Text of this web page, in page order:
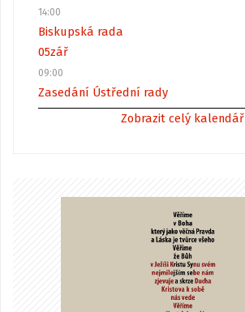
14:00
Biskupská rada
05zář
09:00
Zasedání Ústřední rady
Zobrazit celý kalendář